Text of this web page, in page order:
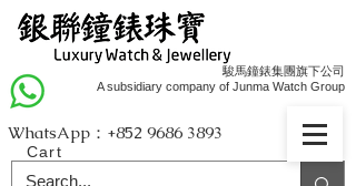
駿馬鐘錶集團旗下公司
A subsidiary company of Junma Watch Group
Cart
WhatsApp：+852 9686 3893